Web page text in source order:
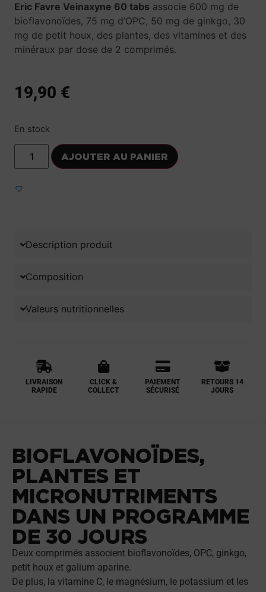
Eric Favre Veinaxyne 60 tabs associe 600 mg de
bioflavonoïdes, 75 mg d’OPC, 50 mg de ginkgo, 30
mg de petit houx, des plantes, des vitamines et des
minéraux par dose de 2 comprimés.
19,90 €
En stock
AJOUTER AU PANIER
Description produit
Composition
Valeurs nutritionnelles
LIVRAISON
RAPIDE
CLICK &
COLLECT
PAIEMENT
SÉCURISÉ
RETOURS 14
JOURS
BIOFLAVONOÏDES,
PLANTES ET
MICRONUTRIMENTS
DANS UN PROGRAMME
DE 30 JOURS
Deux comprimés associent bioflavonoïdes, OPC, ginkgo,
petit houx et galium aparine.
De plus, la vitamine C, le magnésium, le potassium et les